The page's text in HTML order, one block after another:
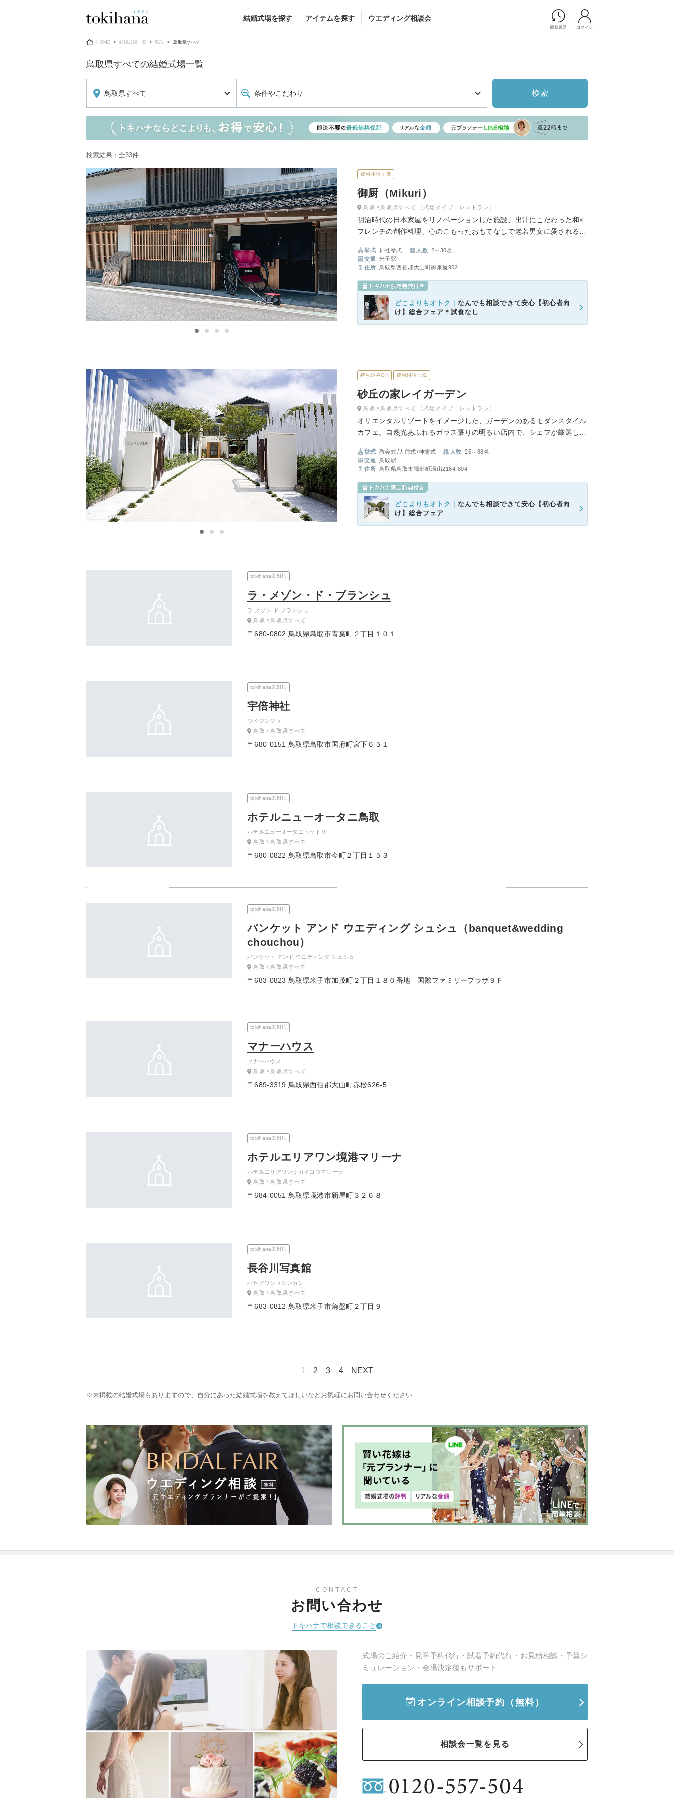
結婚式場を探す アイテムを探す
Ring
婚約指輪
結婚指輪
Dress
ウエディングドレス
ウエディングドレス
（メーカー直
カラードレス （メーカー直送）
和装
メンズ
メンズ （メーカー直送）
小物
すべてのアイテム
ドレスショップ一覧
ブーケ
会場装花
ヘア&メイク
ブライダルエステ
家族フォト/ペット撮影
フォトウエディング/前撮りショ
ップ一覧
スナップ写真ショップ一覧
すべてのアイテム
ムービーショップ一覧
ウエディング相談会
HOME 結婚式場一覧 鳥取 鳥取県すべて
鳥取県すべての結婚式場一覧
鳥取県すべて 条件やこだわり 検索
検索結果：全33件
御厨（Mikuri）
費用相場：低
明治時代の日本家屋をリノベーションした施設、出汁にこだわった和×
フレンチの創作料理、心のこもったおもてなしで老若男女に愛される会
鳥取 鳥取県すべて （式場タイプ：レストラン）
挙式 神社挙式 人数 2～30名
交通
米子駅
住所
鳥取県西伯郡大山町御来屋952
どこよりもオトク｜ なんでも相談できて安心【初心者向
け】総合フェア＊試食なし
砂丘の家レイガーデン
持ち込みOK 費用相場：低
オリエンタルリゾートをイメージした、ガーデンのあるモダンスタイル
カフェ。自然光あふれるガラス張りの明るい店内で、シェフが厳選した
お楽しみください。
鳥取 鳥取県すべて （式場タイプ：レストラン）
挙式 教会式 人前式 神前式 人数
25～68名
交通
鳥取駅
住所
鳥取県鳥取市福部町湯山2164-804
どこよりもオトク｜ なんでも相談できて安心【初心者向
け】総合フェア
ラ・メゾン・ド・ブランシュ
tokihana未対応
ラ メゾン ド ブランシュ
〒680-0802 鳥取県鳥取市青葉町２丁目１０１
鳥取 鳥取県すべて
宇倍神社
tokihana未対応
ウベジンジャ
〒680-0151 鳥取県鳥取市国府町宮下６５１
鳥取 鳥取県すべて
ホテルニューオータニ鳥取
tokihana未対応
ホテルニューオータニトットリ
〒680-0822 鳥取県鳥取市今町２丁目１５３
鳥取 鳥取県すべて
バンケット アンド ウエディング シュシュ（banquet&wedding
chouchou）
tokihana未対応
バンケット アンド ウエディング シュシュ
〒683-0823 鳥取県米子市加茂町２丁目１８０番地 国際ファミリープラザ９Ｆ
鳥取 鳥取県すべて
マナーハウス
tokihana未対応
マナーハウス
〒689-3319 鳥取県西伯郡大山町赤松626-5
鳥取 鳥取県すべて
ホテルエリアワン境港マリーナ
tokihana未対応
ホテルエリアワンサカイコウマリーナ
〒684-0051 鳥取県境港市新屋町３２６８
鳥取 鳥取県すべて
長谷川写真館
tokihana未対応
ハセガワシャシンカン
〒683-0812 鳥取県米子市角盤町２丁目９
鳥取 鳥取県すべて
1 2 3 4 NEXT
※未掲載の結婚式場もありますので、自分にあった結婚式場を教えてほしいなどお気軽にお問い合わせください
CONTACT
お問い合わせ
トキハナで相談できること
式場のご紹介・見学予約代行・試着予約代行・お見積相談・予算シ
ミュレーション・会場決定後もサポート
オンライン相談予約 （無料）
相談会一覧を見る